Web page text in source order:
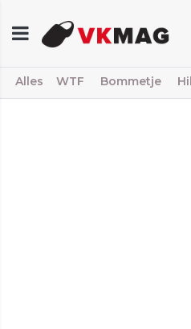
Alles WTF Bommetje